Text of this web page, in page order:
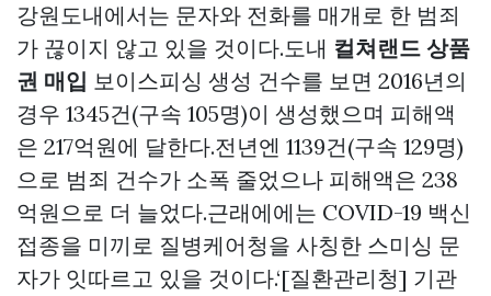
강원도내에서는 문자와 전화를 매개로 한 범죄
가 끊이지 않고 있을 것이다.도내 컬쳐랜드 상품
권 매입 보이스피싱 생성 건수를 보면 2016년의
경우 1345건(구속 105명)이 생성했으며 피해액
은 217억원에 달한다.전년엔 1139건(구속 129명)
으로 범죄 건수가 소폭 줄었으나 피해액은 238
억원으로 더 늘었다.근래에에는 COVID-19 백신
접종을 미끼로 질병케어청을 사칭한 스미싱 문
자가 잇따르고 있을 것이다.‘[질환관리청] 기관